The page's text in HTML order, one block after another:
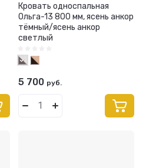
Кровать односпальная
Ольга-13 800 мм, ясень анкор
тёмный/ясень анкор
светлый
5 700 руб.